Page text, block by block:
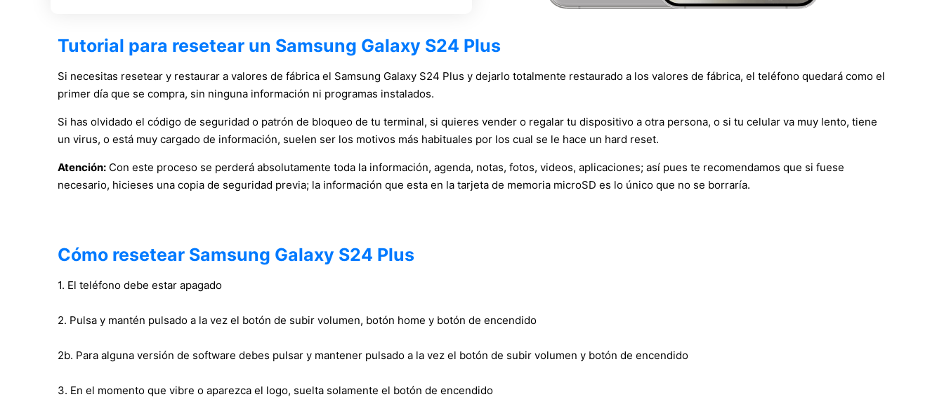
Tutorial para resetear un Samsung Galaxy S24 Plus
Si necesitas resetear y restaurar a valores de fábrica el Samsung Galaxy S24 Plus y dejarlo totalmente restaurado a los valores de fábrica, el teléfono quedará como el
primer día que se compra, sin ninguna información ni programas instalados.
Si has olvidado el código de seguridad o patrón de bloqueo de tu terminal, si quieres vender o regalar tu dispositivo a otra persona, o si tu celular va muy lento, tiene
un virus, o está muy cargado de información, suelen ser los motivos más habituales por los cual se le hace un hard reset.
Atención: Con este proceso se perderá absolutamente toda la información, agenda, notas, fotos, videos, aplicaciones; así pues te recomendamos que si fuese
necesario, hicieses una copia de seguridad previa; la información que esta en la tarjeta de memoria microSD es lo único que no se borraría.
Cómo resetear Samsung Galaxy S24 Plus
1. El teléfono debe estar apagado
2. Pulsa y mantén pulsado a la vez el botón de subir volumen, botón home y botón de encendido
2b. Para alguna versión de software debes pulsar y mantener pulsado a la vez el botón de subir volumen y botón de encendido
3. En el momento que vibre o aparezca el logo, suelta solamente el botón de encendido